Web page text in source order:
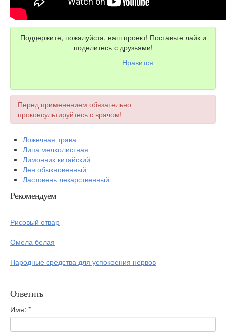
Поддержите, пожалуйста, наш проект! Поставьте лайк и
поделитесь с друзьями!
Нравится
Перед применением обязательно
проконсультируйтесь с врачом!
Ложечная трава
Липа мелколистная
Лимонник китайский
Лен обыкновенный
Ластовень лекарственный
Рекомендуем
Рисовый отвар
Омела белая
Народные средства для успокоения нервов
Ответить
Имя: *